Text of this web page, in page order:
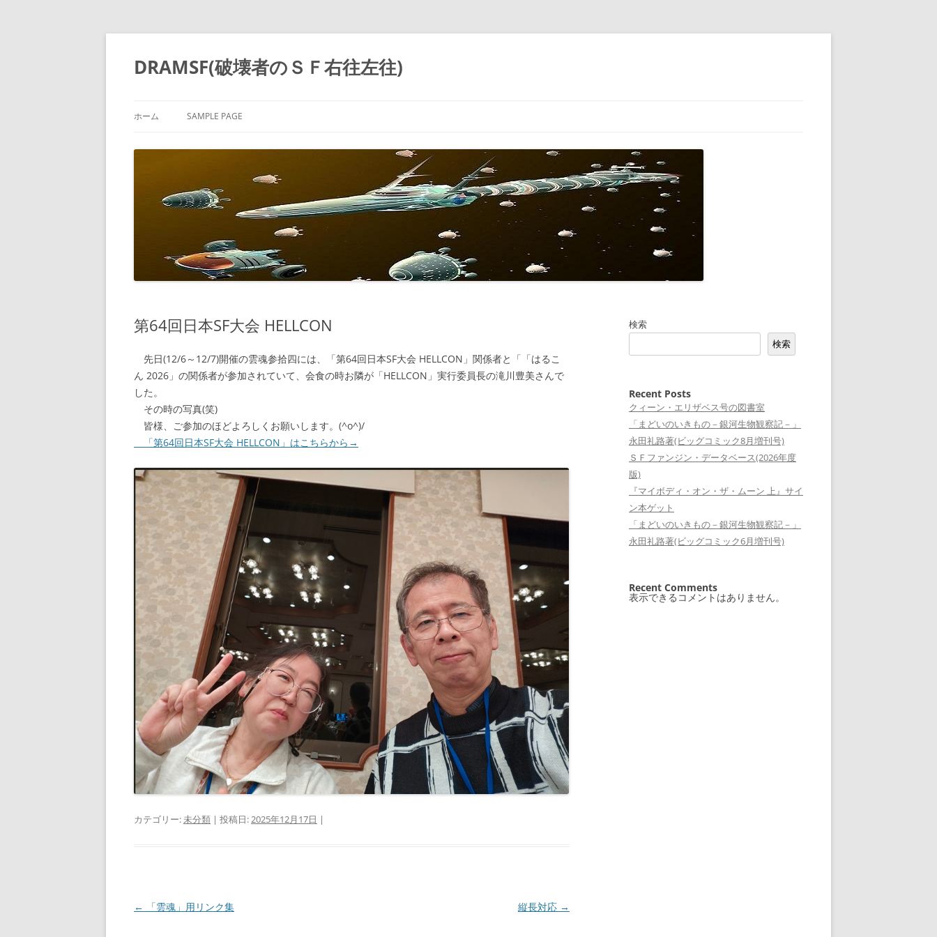
コ
ン
ツ
ッ
DRAMSF(破壊者のＳＦ右往左往)
ホーム SAMPLE PAGE
第64回日本SF大会 HELLCON
先日(12/6～12/7)開催の雲魂参拾四には、「第64回日本SF大会 HELLCON」関係者と「「はるこ
ん 2026」の関係者が参加されていて、会食の時お隣が「HELLCON」実行委員長の滝川豊美さんで
した。
その時の写真(笑)
皆様、ご参加のほどよろしくお願いします。(^o^)/
「第64回日本SF大会 HELLCON」はこちらから→
カテゴリー:未分類 | 投稿日:2025年12月17日 |
投
← 「雲魂」用リンク集 縦長対応 →
検索
検索
Recent Posts
クィーン・エリザベス号の図書室
「まどいのいきもの－銀河生物観察記－」
永田礼路著(ビッグコミック8月増刊号)
ＳＦファンジン・データベース(2026年度
版)
『マイボディ・オン・ザ・ムーン 上』サイ
ン本ゲット
「まどいのいきもの－銀河生物観察記－」
永田礼路著(ビッグコミック6月増刊号)
Recent Comments
表示できるコメントはありません。